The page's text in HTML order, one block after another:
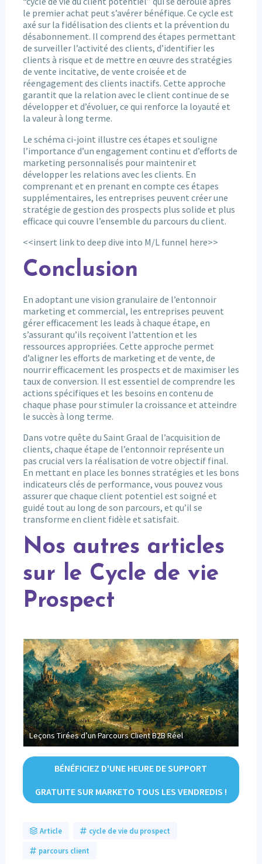
le premier achat peut s’avérer bénéfique. Ce cycle est
axé sur la fidélisation des clients et la prévention du
désabonnement. Il comprend des étapes permettant
de surveiller l’activité des clients, d’identifier les
clients à risque et de mettre en œuvre des stratégies
de vente incitative, de vente croisée et de
réengagement des clients inactifs. Cette approche
garantit que la relation avec le client continue de se
développer et d’évoluer, ce qui renforce la loyauté et
la valeur à long terme.
Le schéma ci-joint illustre ces étapes et souligne
l’importance d’un engagement continu et d’efforts de
marketing personnalisés pour maintenir et
développer les relations avec les clients. En
comprenant et en prenant en compte ces étapes
supplémentaires, les entreprises peuvent créer une
stratégie de gestion des prospects plus solide et plus
efficace qui couvre l’ensemble du parcours du client.
<<insert link to deep dive into M/L funnel here>>
Conclusion
En adoptant une vision granulaire de l’entonnoir
marketing et commercial, les entreprises peuvent
gérer efficacement les leads à chaque étape, en
s’assurant qu’ils reçoivent l’attention et les
ressources appropriées. Cette approche permet
d’aligner les efforts de marketing et de vente, de
nourrir efficacement les prospects et de maximiser les
taux de conversion. Il est essentiel de comprendre les
actions spécifiques et les besoins en contenu de
chaque phase pour stimuler la croissance et atteindre
le succès à long terme.
Dans votre quête du Saint Graal de l’acquisition de
clients, chaque étape de l’entonnoir représente un
pas crucial vers la réalisation de votre objectif final.
En mettant en place les bonnes stratégies et les bons
indicateurs clés de performance, vous pouvez vous
assurer que chaque client potentiel est soigné et
guidé tout au long de son parcours, et qu’il se
transforme en client fidèle et satisfait.
Nos autres articles
sur le Cycle de vie
Prospect
Leçons Tirées d’un Parcours Client B2B Réel
BÉNÉFICIEZ D'UNE HEURE DE SUPPORT
GRATUITE SUR MARKETO TOUS LES VENDREDIS !
Article cycle de vie du prospect
parcours client